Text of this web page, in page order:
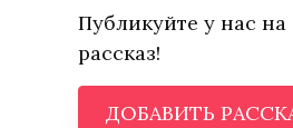
Публикуйте у нас на
рассказ!
ДОБАВИТЬ